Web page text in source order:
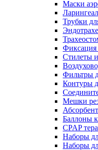
Маски
Трубки
Фиксация
Стилеты
Фильтры
Контуры
Мешки
Баллоны
CPAP
Наборы
Наборы